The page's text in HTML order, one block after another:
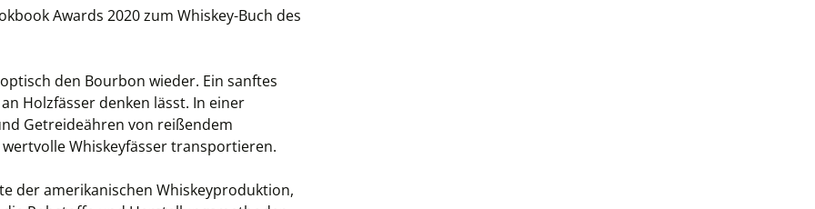
Awards 2020 zum Whiskey-Buch des
den Bourbon wieder. Ein sanftes
Holzfässer denken lässt. In einer
Getreideähren von reißendem
Whiskeyfässer transportieren.
der amerikanischen Whiskeyproduktion,